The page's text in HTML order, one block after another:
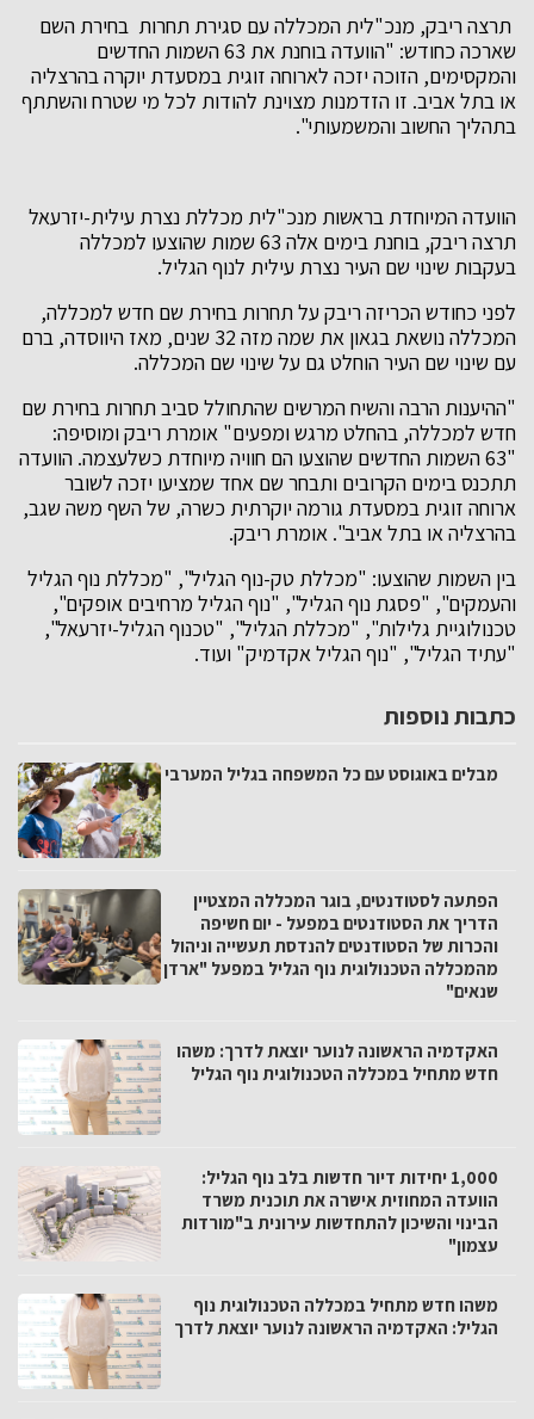
תרצה ריבק, מנכ"לית המכללה עם סגירת תחרות בחירת השם
שארכה כחודש: "הוועדה בוחנת את 63 השמות החדשים
והמקסימים, הזוכה יזכה לארוחה זוגית במסעדת יוקרה בהרצליה
או בתל אביב. זו הזדמנות מצוינת להודות לכל מי שטרח והשתתף
בתהליך החשוב והמשמעותי".
הוועדה המיוחדת בראשות מנכ"לית מכללת נצרת עילית-יזרעאל
תרצה ריבק, בוחנת בימים אלה 63 שמות שהוצעו למכללה
בעקבות שינוי שם העיר נצרת עילית לנוף הגליל.
לפני כחודש הכריזה ריבק על תחרות בחירת שם חדש למכללה,
המכללה נושאת בגאון את שמה מזה 32 שנים, מאז היווסדה, ברם
עם שינוי שם העיר הוחלט גם על שינוי שם המכללה.
"ההיענות הרבה והשיח המרשים שהתחולל סביב תחרות בחירת שם
חדש למכללה, בהחלט מרגש ומפעים" אומרת ריבק ומוסיפה:
"63 השמות החדשים שהוצעו הם חוויה מיוחדת כשלעצמה. הוועדה
תתכנס בימים הקרובים ותבחר שם אחד שמציעו יזכה לשובר
ארוחה זוגית במסעדת גורמה יוקרתית כשרה, של השף משה שגב,
בהרצליה או בתל אביב". אומרת ריבק.
בין השמות שהוצעו: "מכללת טק-נוף הגליל", "מכללת נוף הגליל
והעמקים", "פסגת נוף הגליל", "נוף הגליל מרחיבים אופקים",
טכנולוגיית גלילות", "מכללת הגליל", "טכנוף הגליל-יזרעאל",
"עתיד הגליל", "נוף הגליל אקדמיק" ועוד.
כתבות נוספות
מבלים באוגוסט עם כל המשפחה בגליל המערבי
הפתעה לסטודנטים, בוגר המכללה המצטיין
הדריך את הסטודנטים במפעל - יום חשיפה
והכרות של הסטודנטים להנדסת תעשייה וניהול
מהמכללה הטכנולוגית נוף הגליל במפעל "ארדן
שנאים"
האקדמיה הראשונה לנוער יוצאת לדרך: משהו
חדש מתחיל במכללה הטכנולוגית נוף הגליל
1,000 יחידות דיור חדשות בלב נוף הגליל:
הוועדה המחוזית אישרה את תוכנית משרד
הבינוי והשיכון להתחדשות עירונית ב"מורדות
עצמון"
משהו חדש מתחיל במכללה הטכנולוגית נוף
הגליל: האקדמיה הראשונה לנוער יוצאת לדרך